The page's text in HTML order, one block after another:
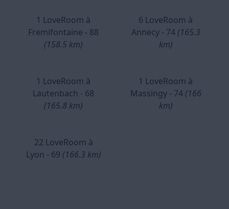
1 LoveRoom à
Fremifontaine - 88
(158.5 km)
6 LoveRoom à
Annecy - 74 (165.3
km)
1 LoveRoom à
Lautenbach - 68
(165.8 km)
1 LoveRoom à
Massingy - 74 (166
km)
22 LoveRoom à
Lyon - 69 (166.3 km)